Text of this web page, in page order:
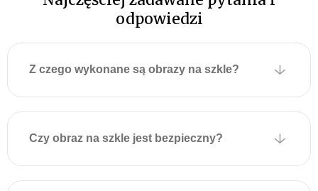
wprowadzając do wnętrza
elegancję i styl.
montażobrazów
Z tyłu szklanego obrazu
fabrycznie przymocowane
otworami montażowymi
umożliwiającymi
odpowiedzi
Z czego wykonane są obrazy na szkle?
Czy obraz na szkle jest bezpieczny?